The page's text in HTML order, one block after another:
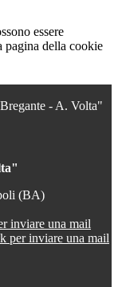
essere
pagina della cookie
- A. Volta"
(BA)
inviare una mail
per inviare una mail